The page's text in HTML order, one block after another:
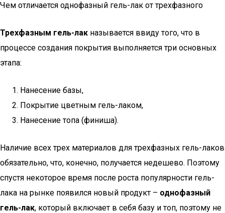
Чем отличается однофазный гель-лак от трехфазного
Трехфазным гель-лак называется ввиду того, что в
процессе создания покрытия выполняется три основных
этапа:
Нанесение базы,
Покрытие цветным гель-лаком,
Нанесение топа (финиша).
Наличие всех трех материалов для трехфазных гель-лаков
обязательно, что, конечно, получается недешево. Поэтому
спустя некоторое время после роста популярности гель-
лака на рынке появился новый продукт – однофазный
гель-лак, который включает в себя базу и топ, поэтому не